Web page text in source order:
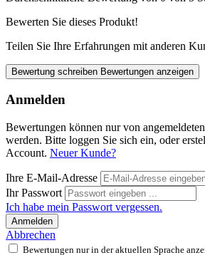
Bewerten Sie dieses Produkt!
Teilen Sie Ihre Erfahrungen mit anderen
Bewertung schreiben Bewertungen anzeigen
Anmelden
Bewertungen können nur von
werden. Bitte loggen Sie sich ein, oder
Account. Neuer Kunde?
Ihre E-Mail-Adresse
Ihr Passwort
Ich habe mein Passwort vergessen.
Anmelden
Abbrechen
Bewertungen nur in der aktuellen Sprache